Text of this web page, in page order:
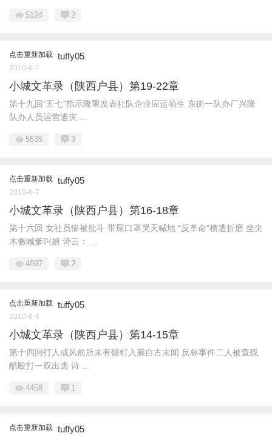
5124 2
点击重新加载 tuffy05
2010-6-7
小城文革录（陕西户县）第19-22章
第十九回“五七”指示隆重发表社队企业应运萌生 东街一队办厂兴隆
队办人员运营遭灾 ...
5535 3
点击重新加载 tuffy05
2010-6-7
小城文革录（陕西户县）第16-18章
第十六回 女社员惨被批斗 带屎口罩哭天喊地 “反革命”横遭折磨 坐尖
木橛喊爹叫娘 诗云： ...
4897 2
点击重新加载 tuffy05
2010-6-6
小城文革录（陕西户县）第14-15章
第十四回打人成风前所未有砸钉入脑自古未闻 反标事件二人被查残
酷殴打一双出逃 诗 ...
4458 1
点击重新加载 tuffy05